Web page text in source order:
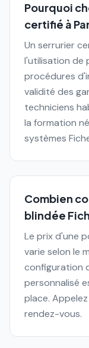
Pourquoi
certifié à
Un serrurier
l'utilisation de
procédures
validité des
techniciens
la formation
systèmes
Combien
blindée
Le prix d'une
varie selon le
configuration
personnalisé
place.
rendez-vous.